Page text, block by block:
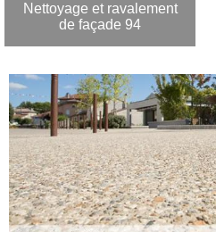
Nettoyage et ravalement
de façade 94